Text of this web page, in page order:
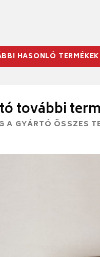
HASONLÓ TERMÉKEK
további
A GYÁRTÓ ÖSSZES